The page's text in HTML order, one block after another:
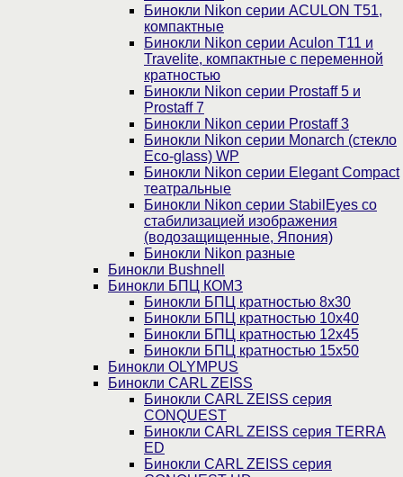
Бинокли Nikon серии ACULON Т51,
компактные
Бинокли Nikon серии Aculon T11 и
Travelite, компактные с переменной
кратностью
Бинокли Nikon серии Prostaff 5 и
Prostaff 7
Бинокли Nikon серии Prostaff 3
Бинокли Nikon серии Monarch (стекло
Eco-glass) WP
Бинокли Nikon серии Elegant Compact
театральные
Бинокли Nikon серии StabilEyes со
стабилизацией изображения
(водозащищенные, Япония)
Бинокли Nikon разные
Бинокли Bushnell
Бинокли БПЦ КОМЗ
Бинокли БПЦ кратностью 8х30
Бинокли БПЦ кратностью 10х40
Бинокли БПЦ кратностью 12х45
Бинокли БПЦ кратностью 15х50
Бинокли OLYMPUS
Бинокли CARL ZEISS
Бинокли CARL ZEISS серия
CONQUEST
Бинокли CARL ZEISS серия TERRA
ED
Бинокли CARL ZEISS серия